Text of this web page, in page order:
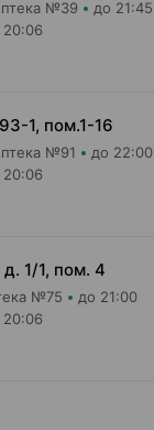
№39 до 21:45
1, пом.1-16
№91 до 22:00
1/1, пом. 4
№75 до 21:00